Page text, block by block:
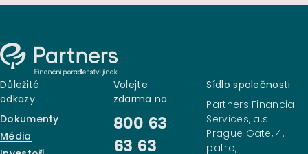
Důležité
odkazy
Dokumenty
Média
Volejte
zdarma na
800 63
63 63
Sídlo společnosti
Partners Financial
Services, a.s.
Prague Gate, 4.
patro,